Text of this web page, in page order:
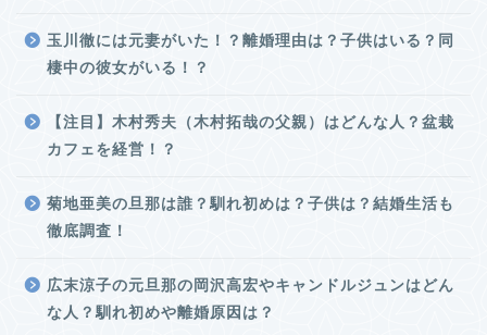
玉川徹には元妻がいた！？離婚理由は？子供はいる？同
棲中の彼女がいる！？
【注目】木村秀夫（木村拓哉の父親）はどんな人？盆栽
カフェを経営！？
菊地亜美の旦那は誰？馴れ初めは？子供は？結婚生活も
徹底調査！
広末涼子の元旦那の岡沢高宏やキャンドルジュンはどん
な人？馴れ初めや離婚原因は？